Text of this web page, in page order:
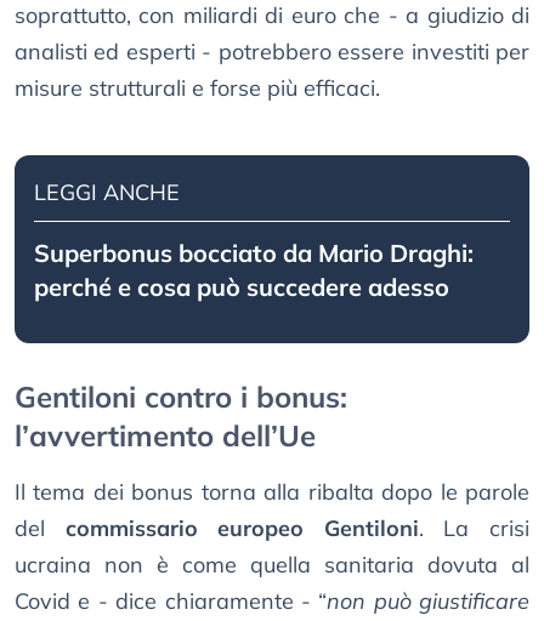
soprattutto, con miliardi di euro che - a giudizio di
analisti ed esperti - potrebbero essere investiti per
misure strutturali e forse più efficaci.
LEGGI ANCHE
Superbonus bocciato da Mario Draghi:
perché e cosa può succedere adesso
Gentiloni contro i bonus:
l’avvertimento dell’Ue
Il tema dei bonus torna alla ribalta dopo le parole
del commissario europeo Gentiloni. La crisi
ucraina non è come quella sanitaria dovuta al
Covid e - dice chiaramente - “non può giustificare